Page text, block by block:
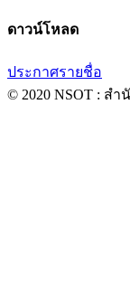
ดาวน์โหลด
ประกาศรายชื่อ
© 2020 NSOT : ส